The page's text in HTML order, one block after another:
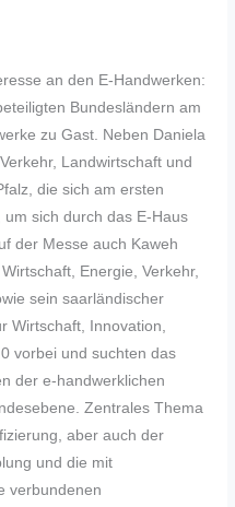
an den E-Handwerken:
Bundesländern am
zu Gast. Neben Daniela
Landwirtschaft und
die sich am ersten
sich durch das E-Haus
der Messe auch Kaweh
Energie, Verkehr,
sein saarländischer
Wirtschaft, Innovation,
vorbei und suchten das
der e-handwerklichen
Zentrales Thema
aber auch der
und die mit
verbundenen